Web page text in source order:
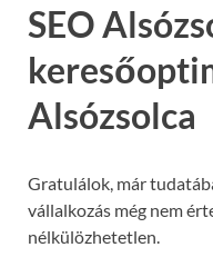
SEO
Alsózsolca
Gratulálok, már
vállalkozás még nem
nélkülözhetetlen.